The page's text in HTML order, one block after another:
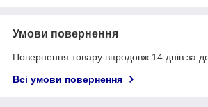
Умови повернення
Повернення товару впродовж 14 днів за
Всі умови повернення